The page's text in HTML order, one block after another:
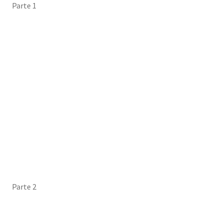
Parte 1
Parte 2